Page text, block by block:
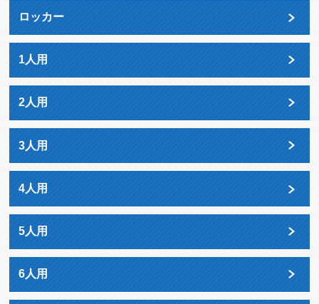
ロッカー
1人用
2人用
3人用
4人用
5人用
6人用